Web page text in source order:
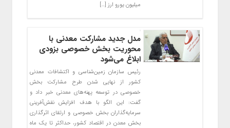
میلیون یورو ارز […]
مدل جدید مشارکت معدنی با
محوریت بخش خصوصی بزودی
ابلاغ می‌شود
رئیس سازمان زمین‌شناسی و اکتشافات معدنی
کشور از نهایی شدن طرح مشارکت بخش
خصوصی در توسعه پهنه‌های معدنی خبر داد و
گفت: این الگو با هدف افزایش نقش‌آفرینی
سرمایه‌گذاران بخش خصوصی و ارتقای اثرگذاری
بخش معدن در اقتصاد کشور، حداکثر تا یک ماه